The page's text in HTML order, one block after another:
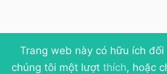
Trang web này có hữu ích
chúng tôi một lượt thích, hoặc